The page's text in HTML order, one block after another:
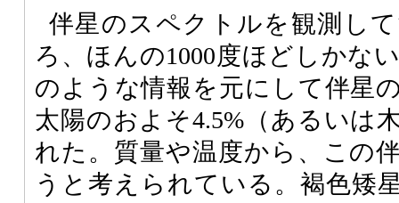
伴星のスペクトルを観測し
ろ、ほんの1000度ほどしかな
のような情報を元にして伴星
太陽のおよそ4.5%（あるいは
れた。質量や温度から、この
うと考えられている。褐色矮